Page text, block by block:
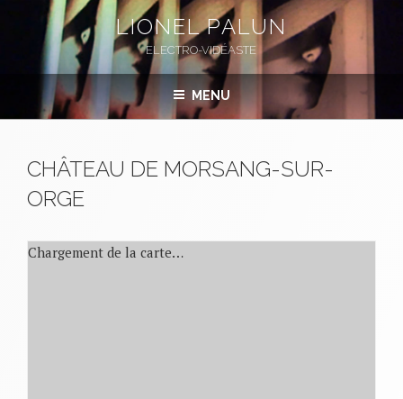
contenu
principal
LIONEL PALUN
ELECTRO-VIDÉASTE
MENU
CHÂTEAU DE MORSANG-SUR-
ORGE
Chargement de la carte…